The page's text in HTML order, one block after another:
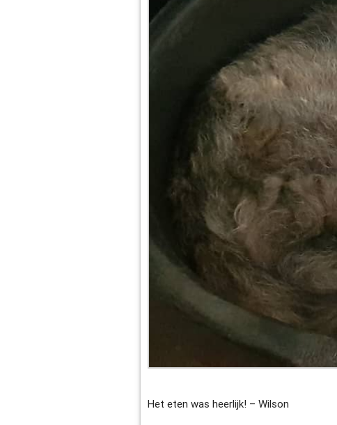
Het eten was heerlijk! – Wilson